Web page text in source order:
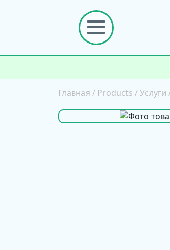
Главная / Products /Услуги